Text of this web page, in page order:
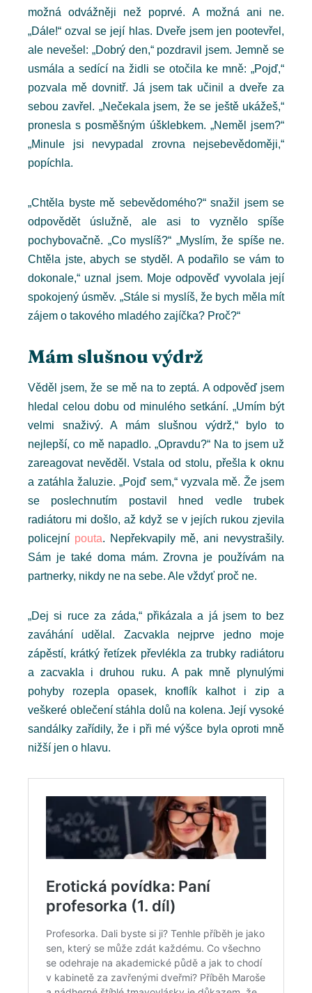
možná odvážněji než poprvé. A možná ani ne.
„Dále!“ ozval se její hlas. Dveře jsem jen pootevřel,
ale nevešel: „Dobrý den,“ pozdravil jsem. Jemně se
usmála a sedící na židli se otočila ke mně: „Pojď,“
pozvala mě dovnitř. Já jsem tak učinil a dveře za
sebou zavřel. „Nečekala jsem, že se ještě ukážeš,“
pronesla s posměšným úšklebkem. „Neměl jsem?“
„Minule jsi nevypadal zrovna nejsebevědoměji,“
popíchla.
„Chtěla byste mě sebevědomého?“ snažil jsem se
odpovědět úslužně, ale asi to vyznělo spíše
pochybovačně. „Co myslíš?“ „Myslím, že spíše ne.
Chtěla jste, abych se styděl. A podařilo se vám to
dokonale,“ uznal jsem. Moje odpověď vyvolala její
spokojený úsměv. „Stále si myslíš, že bych měla mít
zájem o takového mladého zajíčka? Proč?“
Mám slušnou výdrž
Věděl jsem, že se mě na to zeptá. A odpověď jsem
hledal celou dobu od minulého setkání. „Umím být
velmi snaživý. A mám slušnou výdrž,“ bylo to
nejlepší, co mě napadlo. „Opravdu?“ Na to jsem už
zareagovat nevěděl. Vstala od stolu, přešla k oknu
a zatáhla žaluzie. „Pojď sem,“ vyzvala mě. Že jsem
se poslechnutím postavil hned vedle trubek
radiátoru mi došlo, až když se v jejích rukou zjevila
policejní pouta. Nepřekvapily mě, ani nevystrašily.
Sám je také doma mám. Zrovna je používám na
partnerky, nikdy ne na sebe. Ale vždyť proč ne.
„Dej si ruce za záda,“ přikázala a já jsem to bez
zaváhání udělal. Zacvakla nejprve jedno moje
zápěstí, krátký řetízek převlékla za trubky radiátoru
a zacvakla i druhou ruku. A pak mně plynulými
pohyby rozepla opasek, knoflík kalhot i zip a
veškeré oblečení stáhla dolů na kolena. Její vysoké
sandálky zařídily, že i při mé výšce byla oproti mně
nižší jen o hlavu.